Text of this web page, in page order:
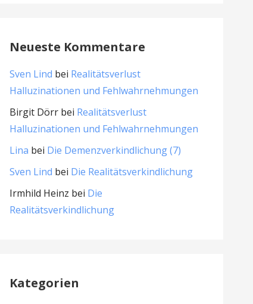
Neueste Kommentare
Sven Lind bei Realitätsverlust
Halluzinationen und Fehlwahrnehmungen
Birgit Dörr bei Realitätsverlust
Halluzinationen und Fehlwahrnehmungen
Lina bei Die Demenzverkindlichung (7)
Sven Lind bei Die Realitätsverkindlichung
Irmhild Heinz bei Die
Realitätsverkindlichung
Kategorien